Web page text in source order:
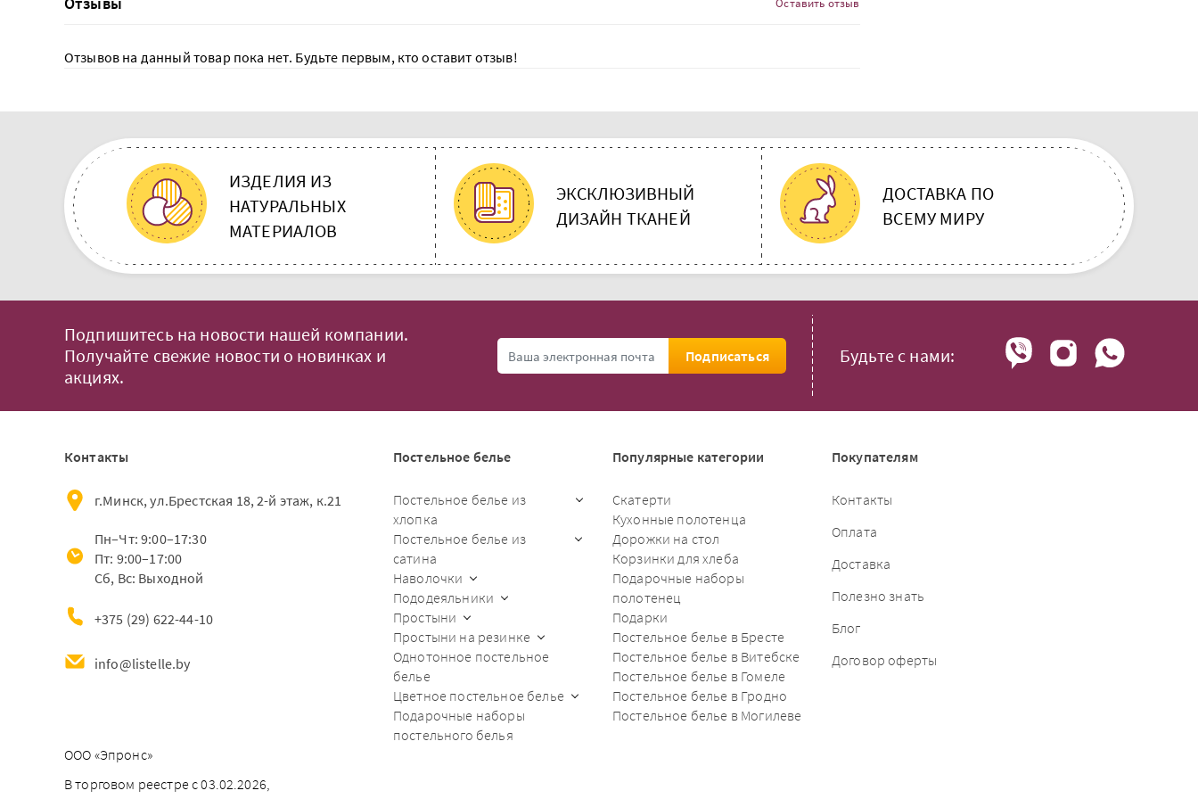
Оставить отзыв
Отзывов на данный товар пока нет. Будьте первым, кто оставит отзыв!
ИЗДЕЛИЯ ИЗ
НАТУРАЛЬНЫХ
МАТЕРИАЛОВ
ЭКСКЛЮЗИВНЫЙ
ДИЗАЙН ТКАНЕЙ
ДОСТАВКА ПО
ВСЕМУ МИРУ
Подпишитесь на новости нашей компании.
Получайте свежие новости о новинках и
акциях.
Подписаться Будьте с нами:
Контакты
г.Минск, ул.Брестская 18, 2-й этаж, к.21
Пн–Чт: 9:00–17:30
Пт: 9:00–17:00
Сб, Вс: Выходной
+375 (29) 622-44-10
info@listelle.by
Постельное белье
Постельное белье из
хлопка
Постельное белье из
сатина
Наволочки
Пододеяльники
Простыни
Простыни на резинке
Однотонное постельное
белье
Цветное постельное белье
Подарочные наборы
постельного белья
Популярные категории
Скатерти
Кухонные полотенца
Дорожки на стол
Корзинки для хлеба
Подарочные наборы
полотенец
Подарки
Постельное белье в Бресте
Постельное белье в Витебске
Постельное белье в Гомеле
Постельное белье в Гродно
Постельное белье в Могилеве
Покупателям
Контакты
Оплата
Доставка
Полезно знать
Блог
Договор оферты
ООО «Эпронс»
В торговом реестре с 03.02.2026,